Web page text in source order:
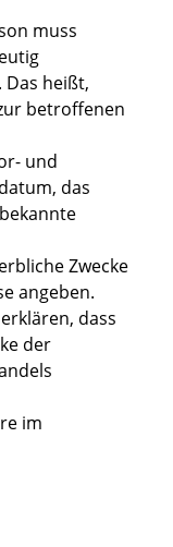
muss
heißt,
betroffenen
und
das
Zwecke
angeben.
dass
der
im